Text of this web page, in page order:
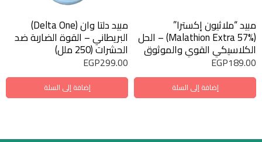
مبيد “ملاثيون إكسترا”
(Malathion Extra 57%) – الحل
الكلاسيكي القوي والموثوق
250 ملل EGP189.00
إضافة إلى السلة
مبيد دلتا وان (Delta One)
البريطاني – القوة الضاربة ضد
الحشرات (250 ملل)
EGP299.00
إضافة إلى السلة